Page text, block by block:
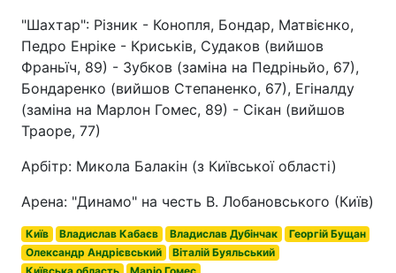
"Шахтар": Різник - Конопля, Бондар, Матвієнко,
Педро Енріке - Криськів, Судаков (вийшов
Франьїч, 89) - Зубков (заміна на Педріньйо, 67),
Бондаренко (вийшов Степаненко, 67), Егіналду
(заміна на Марлон Гомес, 89) - Сікан (вийшов
Траоре, 77)
Арбітр: Микола Балакін (з Київської області)
Арена: "Динамо" на честь В. Лобановського (Київ)
Київ Владислав Кабаєв Владислав Дубінчак
Георгій Бущан
Олександр Андрієвський
Віталій Буяльський